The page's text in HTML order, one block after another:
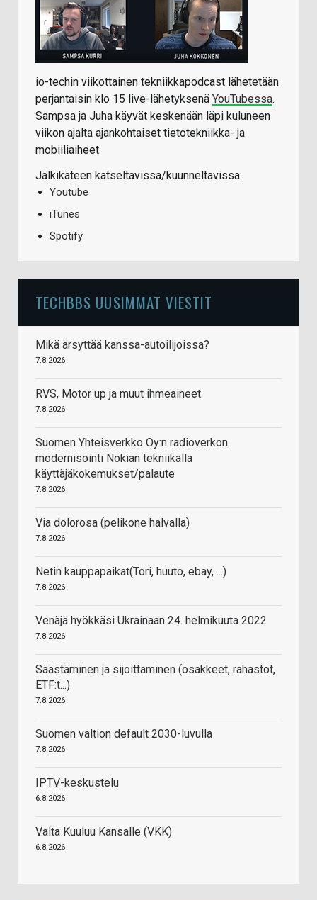
io-techin viikottainen tekniikkapodcast lähetetään
perjantaisin klo 15 live-lähetyksenä YouTubessa.
Sampsa ja Juha käyvät keskenään läpi kuluneen
viikon ajalta ajankohtaiset tietotekniikka- ja
mobiiliaiheet.
Jälkikäteen katseltavissa/kuunneltavissa:
Youtube
iTunes
Spotify
TECHBBS UUSIMMAT VIESTIT
Mikä ärsyttää kanssa-autoilijoissa?
7.8.2026
RVS, Motor up ja muut ihmeaineet.
7.8.2026
Suomen Yhteisverkko Oy:n radioverkon
modernisointi Nokian tekniikalla
käyttäjäkokemukset/palaute
7.8.2026
Via dolorosa (pelikone halvalla)
7.8.2026
Netin kauppapaikat(Tori, huuto, ebay, ...)
7.8.2026
Venäjä hyökkäsi Ukrainaan 24. helmikuuta 2022
7.8.2026
Säästäminen ja sijoittaminen (osakkeet, rahastot,
ETF:t...)
7.8.2026
Suomen valtion default 2030-luvulla
7.8.2026
IPTV-keskustelu
6.8.2026
Valta Kuuluu Kansalle (VKK)
6.8.2026